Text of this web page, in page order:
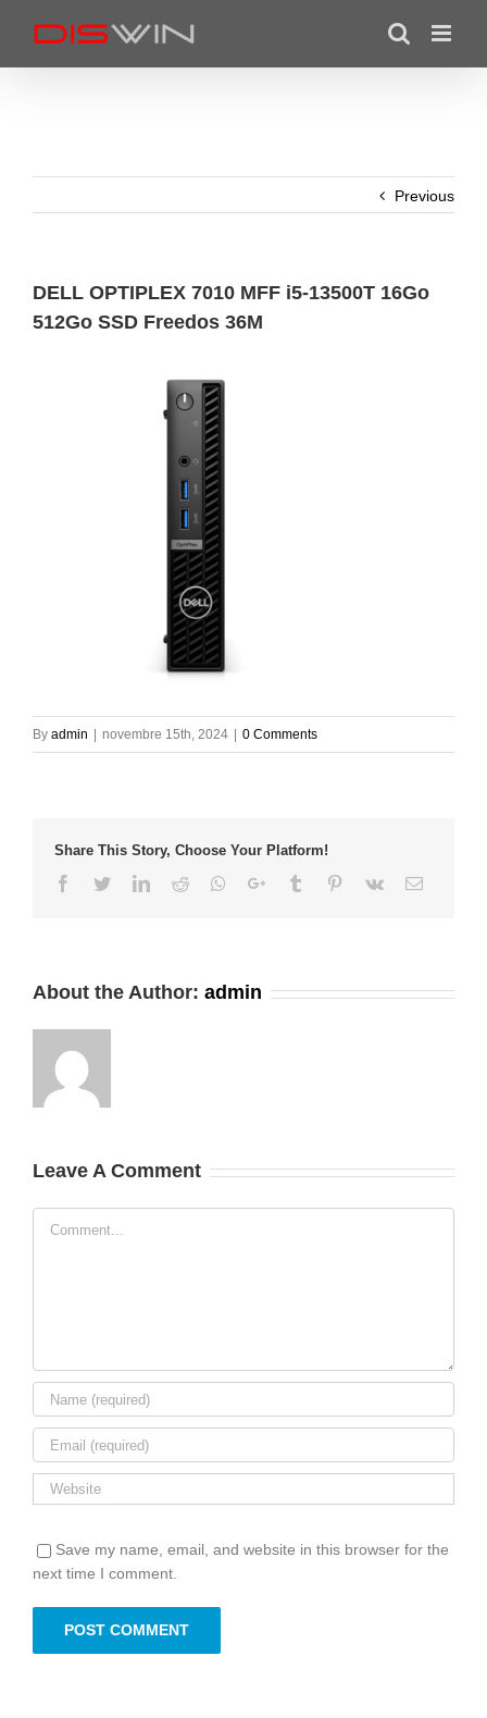
Previous
DELL OPTIPLEX 7010 MFF i5-13500T 16Go
512Go SSD Freedos 36M
By admin novembre 15th, 2024 0 Comments
Share This Story, Choose Your Platform!
Facebook
TwitterLinkedIn
Reddit Whatsapp
Google+Tumblr Pinterest
Vk Email
About the Author: admin
Leave A Comment
Save my name, email, and website in this browser for the
next time I comment.